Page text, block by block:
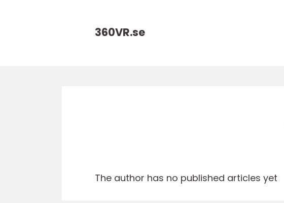
360VR.se
The author has no published articles yet